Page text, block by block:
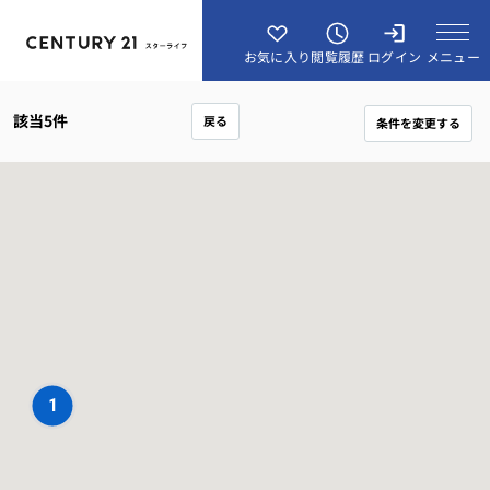
お気に入り閲覧履歴 ログイン メニュー
該当5件 戻る 条件を変更する
1